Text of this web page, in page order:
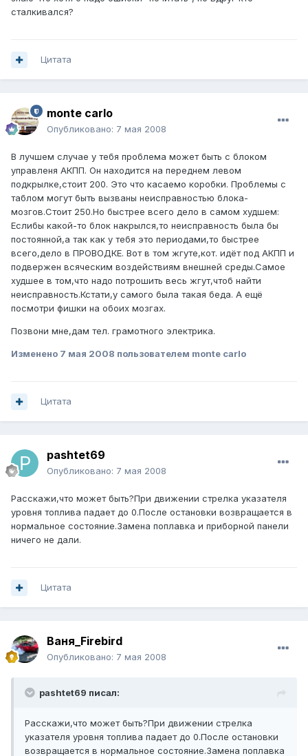
сталкивался?
Цитата
monte carlo
Опубликовано: 7 мая 2008
В лучшем случае у тебя проблема может быть с блоком
управленя АКПП. Он находится на переднем левом
подкрылке,стоит 200. Это что касаемо коробки. Проблемы с
таблом могут быть вызваны неисправностью блока-
мозгов.Стоит 250.Но быстрее всего дело в самом худшем:
Еслибы какой-то блок накрылся,то неисправность была бы
постоянной,а так как у тебя это периодами,то быстрее
всего,дело в ПРОВОДКЕ. Вот в том жгуте,кот. идёт под АКПП и
подвержен всяческим воздействиям внешней среды.Самое
худшее в том,что надо потрошить весь жгут,чтоб найти
неисправность.Кстати,у самого была такая беда. А ещё
посмотри фишки на обоих мозгах.
Позвони мне,дам тел. грамотного электрика.
Изменено 7 мая 2008 пользователем monte carlo
Цитата
pashtet69
Опубликовано: 7 мая 2008
Расскажи,что может быть?При движении стрелка указателя
уровня топлива падает до 0.После остановки возвращается в
нормальное состояние.Замена поплавка и приборной панели
ничего не дали.
Цитата
Ваня_Firebird
Опубликовано: 7 мая 2008
pashtet69 писал:
Расскажи,что может быть?При движении стрелка
указателя уровня топлива падает до 0.После остановки
возвращается в нормальное состояние.Замена поплавка